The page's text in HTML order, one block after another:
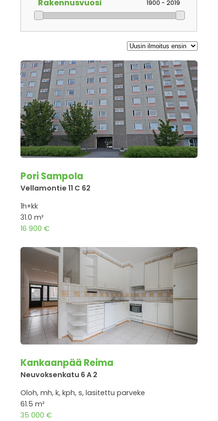
Rakennusvuosi 1900 - 2019
Pori Sampola
Vellamontie 11 C 62
1h+kk
31.0 m²
16 900 €
Kankaanpää Reima
Neuvoksenkatu 6 A 2
Oloh, mh, k, kph, s, lasitettu parveke
61.5 m²
35 000 €